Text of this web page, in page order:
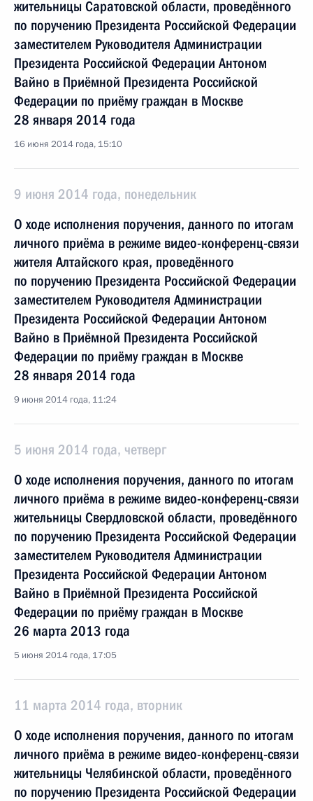
жительницы Саратовской области, проведённого
по поручению Президента Российской Федерации
заместителем Руководителя Администрации
Президента Российской Федерации Антоном
Вайно в Приёмной Президента Российской
Федерации по приёму граждан в Москве
28 января 2014 года
16 июня 2014 года, 15:10
9 июня 2014 года, понедельник
О ходе исполнения поручения, данного по итогам
личного приёма в режиме видео-конференц-связи
жителя Алтайского края, проведённого
по поручению Президента Российской Федерации
заместителем Руководителя Администрации
Президента Российской Федерации Антоном
Вайно в Приёмной Президента Российской
Федерации по приёму граждан в Москве
28 января 2014 года
9 июня 2014 года, 11:24
5 июня 2014 года, четверг
О ходе исполнения поручения, данного по итогам
личного приёма в режиме видео-конференц-связи
жительницы Свердловской области, проведённого
по поручению Президента Российской Федерации
заместителем Руководителя Администрации
Президента Российской Федерации Антоном
Вайно в Приёмной Президента Российской
Федерации по приёму граждан в Москве
26 марта 2013 года
5 июня 2014 года, 17:05
11 марта 2014 года, вторник
О ходе исполнения поручения, данного по итогам
личного приёма в режиме видео-конференц-связи
жительницы Челябинской области, проведённого
по поручению Президента Российской Федерации